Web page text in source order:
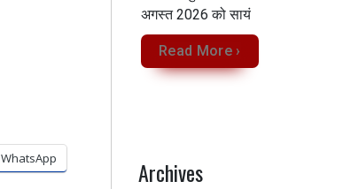
WhatsApp
अगस्त 2026 को सायं
Read More ›
Archives